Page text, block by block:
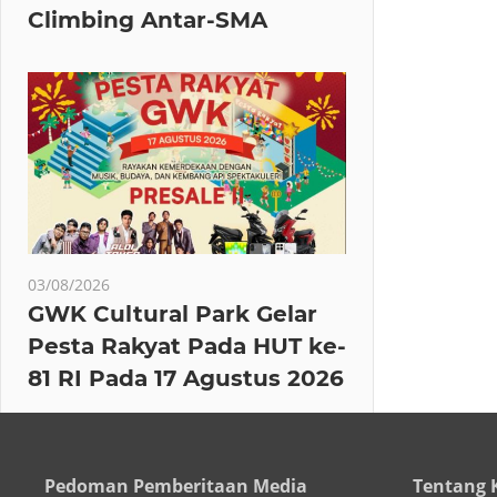
Climbing Antar-SMA
03/08/2026
GWK Cultural Park Gelar
Pesta Rakyat Pada HUT ke-
81 RI Pada 17 Agustus 2026
Pedoman Pemberitaan Media Tentang